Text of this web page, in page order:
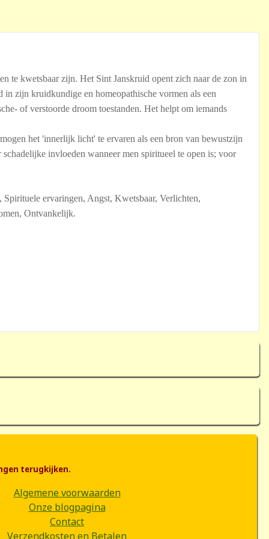
te kwetsbaar zijn. Het Sint Janskruid opent zich naar de zon in
zijn kruidkundige en homeopathische vormen als een
of verstoorde droom toestanden. Het helpt om iemands
het 'innerlijk licht' te ervaren als een bron van bewustzijn
invloeden wanneer men spiritueel te open is; voor
ervaringen, Angst, Kwetsbaar, Verlichten,
Ontvankelijk.
terugkijken.
Algemene voorwaarden
Onze blogpagina
Contact
Verzendkosten en Betalen